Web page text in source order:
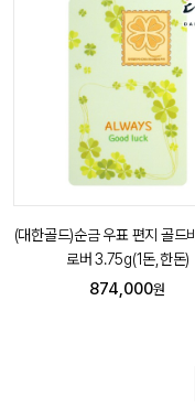
(대한골드)순금 우표 편지 골드
로버 3.75g(1돈,한돈)
874,000원